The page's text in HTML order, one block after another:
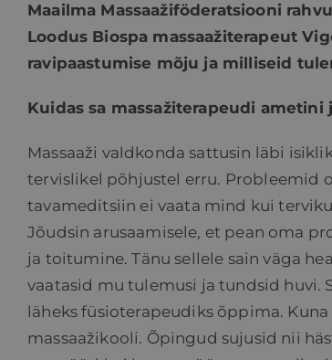
Maailma Massaažiföderatsiooni
Loodus Biospa massaažiterapeut
ravipaastumise mõju ja milliseid
Kuidas sa massažiterapeudi ametini
Massaaži valdkonda sattusin läbi
tervislikel põhjustel erru. Probleemid
tavameditsiin ei vaata mind kui
Jõudsin arusaamisele, et pean oma
ja toitumine. Tänu sellele sain väga
vaatasid mu tulemusi ja tundsid huvi.
läheks füsioterapeudiks õppima.
massaažikooli. Õpingud sujusid nii